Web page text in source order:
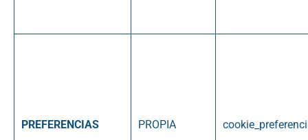
PREFERENCIAS PROPIA